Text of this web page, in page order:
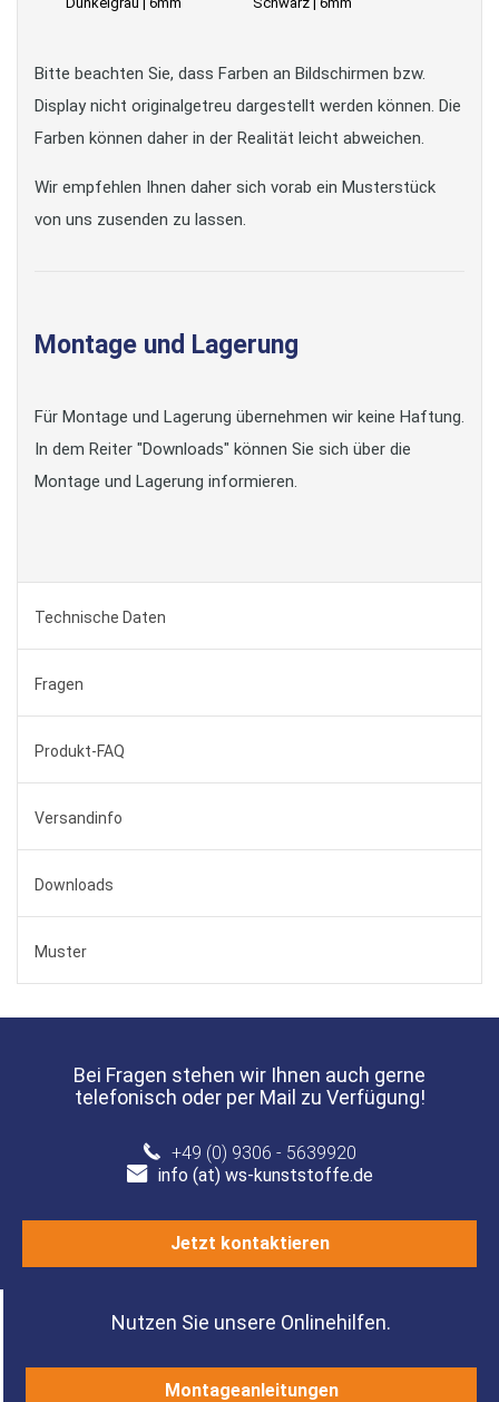
Bitte beachten Sie, dass Farben an Bildschirmen bzw.
Display nicht originalgetreu dargestellt werden können. Die
Farben können daher in der Realität leicht abweichen.
Wir empfehlen Ihnen daher sich vorab ein Musterstück
von uns zusenden zu lassen.
Montage und Lagerung
Für Montage und Lagerung übernehmen wir keine Haftung.
In dem Reiter "Downloads" können Sie sich über die
Montage und Lagerung informieren.
Technische Daten
Fragen
Produkt-FAQ
Versandinfo
Downloads
Muster
Bei Fragen stehen wir Ihnen auch gerne
telefonisch oder per Mail zu Verfügung!
+49 (0) 9306 - 5639920
info (at) ws-kunststoffe.de
Jetzt kontaktieren
Nutzen Sie unsere Onlinehilfen.
Montageanleitungen